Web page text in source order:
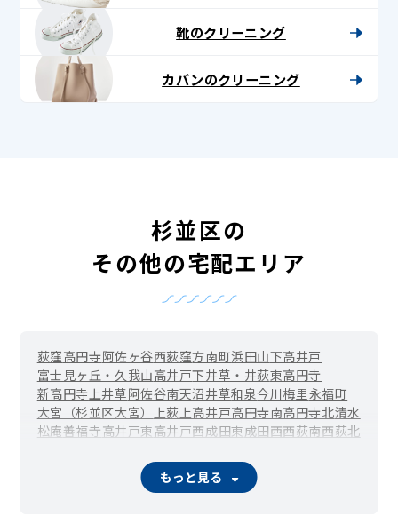
靴のクリーニング
カバンのクリーニング
杉並区の
その他の宅配エリア
荻窪高円寺阿佐ヶ谷西荻窪方南町浜田山下高井戸
富士見ヶ丘・久我山高井戸下井草・井荻東高円寺
新高円寺上井草阿佐谷南天沼井草和泉今川梅里永福町
大宮（杉並区大宮） 上荻上高井戸高円寺南高円寺北清水
松庵善福寺高井戸東高井戸西成田東成田西西荻南西荻北
もっと見る